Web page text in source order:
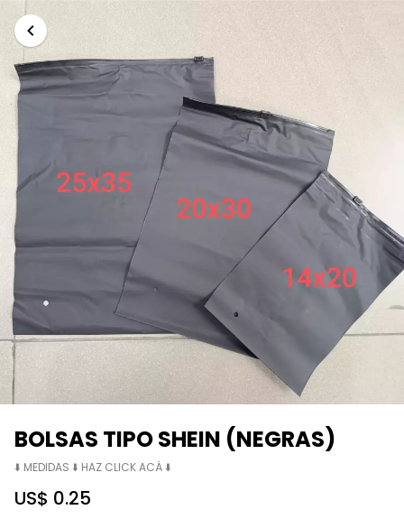
BOLSAS TIPO SHEIN (NEGRAS)
⬇️ MEDIDAS ⬇️ HAZ CLICK ACÁ ⬇️
US$ 0.25